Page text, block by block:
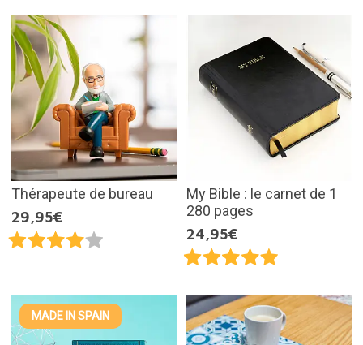
Thérapeute de bureau
29,95€
My Bible : le carnet de 1
280 pages
24,95€
MADE IN SPAIN